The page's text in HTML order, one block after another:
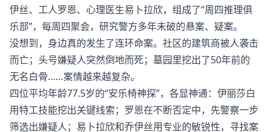
伊丝、工人罗恩、心理医生易卜拉欣，组成了“周四推理俱
乐部”，每周四聚会，研究警方多年未破的悬案、疑案。
没想到，身边真的发生了连环命案。社区的建筑商被人袭击
而亡；头号嫌疑人突然倒地而死；墓园里挖出了50年前的
无名白骨……案情越来越复杂。
四位平均年龄77.5岁的“安乐椅神探”，各显神通：伊丽莎白
用特工技能挖出关键线索；罗恩在不断否定中，先警察一步
筛选出嫌疑人；易卜拉欣和乔伊丝用专业的敏锐性，寻找案